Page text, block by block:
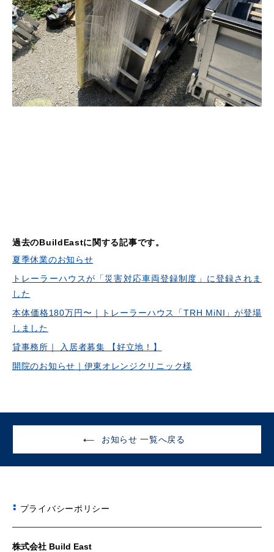
過去のBuildEastに関する記事です。
夏季休業のお知らせ
トレーラーハウスが「災害対応車両登録制度」に登録されま
した
本体価格180万円〜｜トレーラーハウス「TRH MiNI」が登場
しました
貸事務所｜ 入居者募集 【好立地！】
開院のお知らせ｜伊東オレンジクリニック様
お知らせ 一覧へ戻る
プライバシーポリシー
株式会社 Build East